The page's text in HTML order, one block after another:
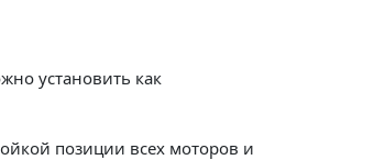
установить как
позиции всех моторов и